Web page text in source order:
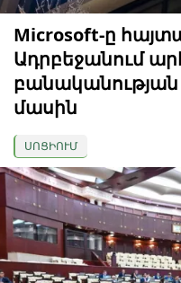
Microsoft-ը
Ադրբեջանում
մասին
ՍՈՑԻՈՒՄ